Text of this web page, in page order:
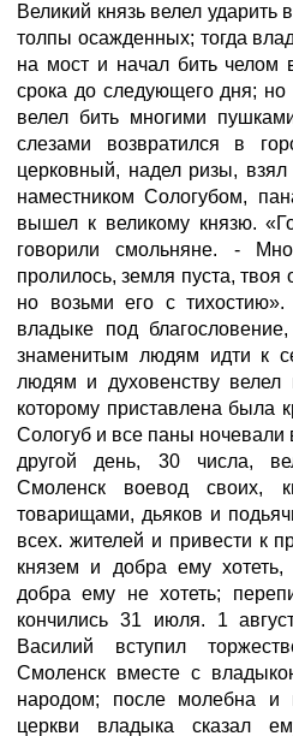
Великий князь велел ударить
толпы осажденных; тогда
на мост и начал бить челом
срока до следующего дня;
велел бить многими
слезами возвратился в
церковный, надел ризы,
наместником Сологубом,
вышел к великому князю.
говорили смольняне. -
пролилось, земля пуста, твоя
но возьми его с
владыке под
знаменитым людям идти к
людям и духовенству велел
которому приставлена была
Сологуб и все паны
другой день, 30 числа,
Смоленск воевод своих,
товарищами, дьяков и
всех. жителей и привести к
князем и добра ему
добра ему не хотеть;
кончились 31 июля. 1
Василий вступил
Смоленск вместе с
народом; после молебна и
церкви владыка сказал